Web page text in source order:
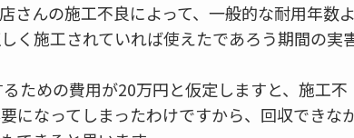
さんの施工不良によって、一般的な耐用年数よ
く施工されていれば使えたであろう期間の実
ための費用が20万円と仮定しますと、施工不
になってしまったわけですから、回収できな